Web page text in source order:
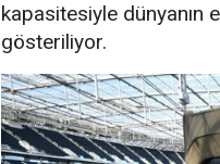
kapasitesiyle dünyanın
gösteriliyor.